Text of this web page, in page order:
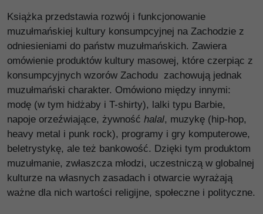
Książka przedstawia rozwój i funkcjonowanie
muzułmańskiej kultury konsumpcyjnej na Zachodzie z
odniesieniami do państw muzułmańskich. Zawiera
omówienie produktów kultury masowej, które czerpiąc z
konsumpcyjnych wzorów Zachodu zachowują jednak
muzułmański charakter. Omówiono między innymi:
modę (w tym hidżaby i T-shirty), lalki typu Barbie,
napoje orzeźwiające, żywność halal, muzykę (hip-hop,
heavy metal i punk rock), programy i gry komputerowe,
beletrystykę, ale też bankowość. Dzięki tym produktom
muzułmanie, zwłaszcza młodzi, uczestniczą w globalnej
kulturze na własnych zasadach i otwarcie wyrażają
ważne dla nich wartości religijne, społeczne i polityczne.